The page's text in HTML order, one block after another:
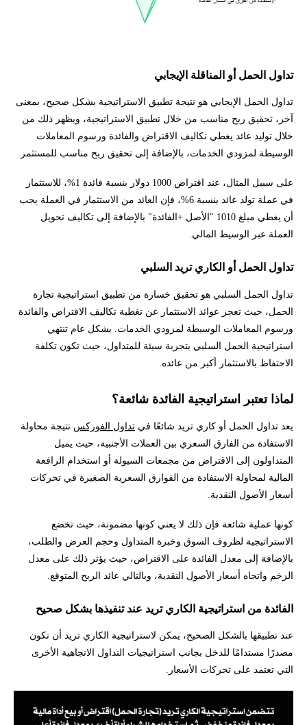
تداول الحمل أو المناقلة الإيجابي
تداول الحمل الإيجابي هو نتيجة تطبيق الاستراتيجية بشكل صحيح، بمعنى
آخر، تحقيق ربح مناسب من خلال تطبيق الاستراتيجية، ويظهر ذلك من
خلال توليد عائد يغطي تكاليف الاقتراض والفائدة ورسوم المعاملات
الوسيطة لمزودي الخدمات، بالإضافة إلى تحقيق ربح مناسب للمستثمر.
على سبيل المثال، عند اقتراض 1000 دولار بنسبة فائدة 1%، للاستثمار
في عملة تولد عائد بنسبة 6%، فإن العائد من الاستثمار في العملة يجب
أن يغطي مبلغ 1010 "الأصل +الفائدة" بالإضافة إلى تكاليف تحويل
العملة عبر الوسيط المالي.
تداول الحمل أو الكاري تريد السلبي
تداول الحمل السلبي هو تحقيق خسارة من تطبيق استراتيجية تجارة
الحمل، حيث تعجز عوائد الاستثمار عن تغطية تكاليف الاقتراض والفائدة
ورسوم المعاملات الوسيطة لمزودي الخدمات. بشكل عام تنتهي
استراتيجية الحمل السلبي بتجربة سيئة للمتداول، حيث تكون تكلفة
الاحتفاظ بالاستثمار أكبر من عائده.
لماذا تعتبر استراتيجية الفائدة شائعة؟
يعد تداول الحمل أو كاري تريد شائعًا في تداول الفوركس نتيجة محاولة
الاستفادة من الفارق السعري بين العملات الأجنبية، حيث يميل
المتداولون إلى الاقتراض من مجمعات السيولة أو استخدام الرافعة
المالية لمحاولة الاستفادة من الفوارق السعرية الصغيرة في تحركات
أسعار الأصول النقدية.
كونها عملية شائعة فإن ذلك لا يعني كونها مضمونة، حيث تخضع
الاستراتيجية لظروف السوق وخبرة المتداول وحجم العرض والطلب،
بالإضافة إلى معدل الفائدة على الاقتراض، حيث يؤثر ذلك على معدل
الزخم واتجاه أسعار الأصول النقدية، وبالتالي عائد الربح المتوقع.
الفائدة من استراتيجية الكاري تريد عند تنفيذها بشكل صحيح
عند تطبيقها بالشكل الصحيح، يمكن لاستراتيجية الكاري تريد أن تكون
مصدرًا مستدامًا للدخل بجانب استراتيجيات التداول الاتجاهية الأخرى
التي تعتمد على تحركات الأسعار.